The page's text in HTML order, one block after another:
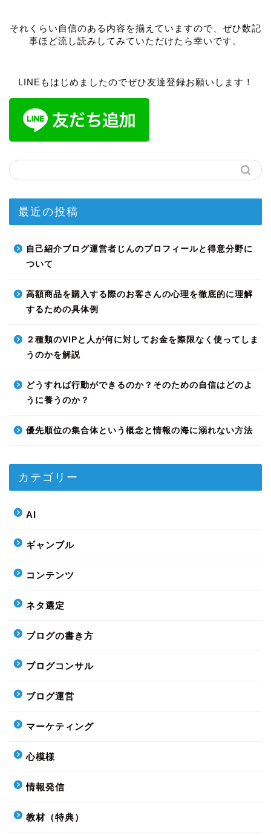
それくらい自信のある内容を揃えていますので、ぜひ数記
事ほど流し読みしてみていただけたら幸いです。
LINEもはじめましたのでぜひ友達登録お願いします！
最近の投稿
自己紹介ブログ運営者じんのプロフィールと得意分野に
ついて
高額商品を購入する際のお客さんの心理を徹底的に理解
するための具体例
２種類のVIPと人が何に対してお金を際限なく使ってしま
うのかを解説
どうすれば行動ができるのか？そのための自信はどのよ
うに養うのか？
優先順位の集合体という概念と情報の海に溺れない方法
カテゴリー
AI
ギャンブル
コンテンツ
ネタ選定
ブログの書き方
ブログコンサル
ブログ運営
マーケティング
心模様
情報発信
教材（特典）